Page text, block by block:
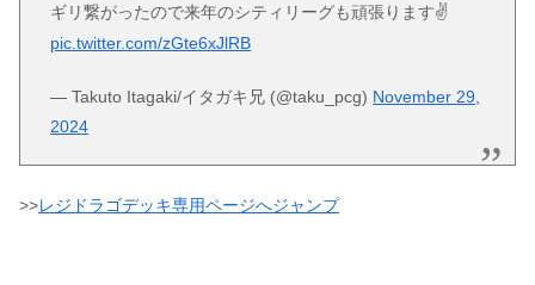
ギリ繋がったので来年のシティリーグも頑張ります✌️
pic.twitter.com/zGte6xJlRB
— Takuto Itagaki/イタガキ兄 (@taku_pcg) November 29,
2024
>>レジドラゴデッキ専用ページへジャンプ